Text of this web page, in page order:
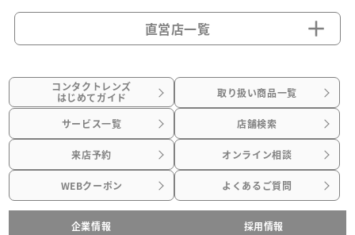
直営店一覧
コンタクトレンズ
はじめてガイド 取り扱い商品一覧
サービス一覧 店舗検索
来店予約 オンライン相談
WEBクーポン よくあるご質問
企業情報 採用情報